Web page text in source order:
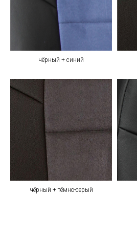
чёрный + синий
чёрный + тёмно-серый